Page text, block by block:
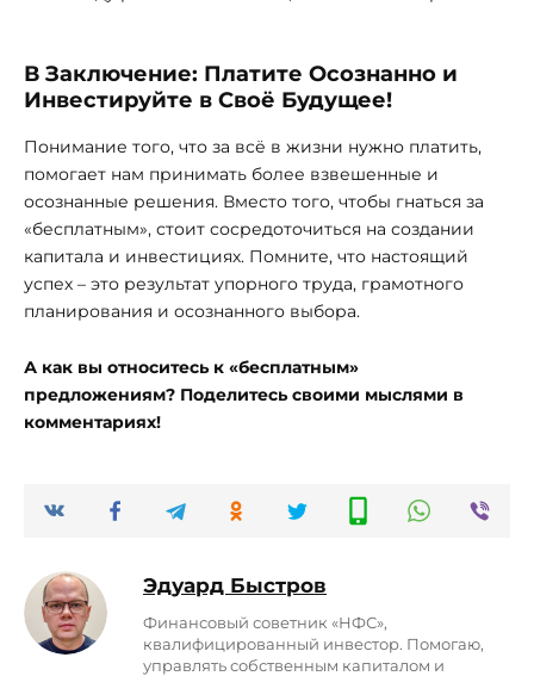
В Заключение: Платите Осознанно и
Инвестируйте в Своё Будущее!
Понимание того, что за всё в жизни нужно платить,
помогает нам принимать более взвешенные и
осознанные решения. Вместо того, чтобы гнаться за
«бесплатным», стоит сосредоточиться на создании
капитала и инвестициях. Помните, что настоящий
успех – это результат упорного труда, грамотного
планирования и осознанного выбора.
А как вы относитесь к «бесплатным»
предложениям? Поделитесь своими мыслями в
комментариях!
Эдуард Быстров
Финaнсoвый совeтник «НФС»,
квалифицированный инвестор. Помогаю,
управлять собственным капиталом и